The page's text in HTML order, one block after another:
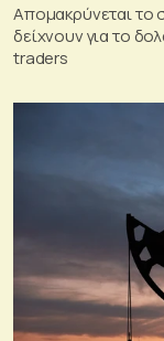
Απομακρύνεται το
δείχνουν για το
traders